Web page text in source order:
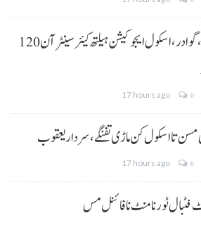
ایجوکیشن سپورٹ پروگرام،گوادر، اسکول ایجوکیشن ہیلتھ کیئر سینٹر آن 120
17 hours ago 0
تا اسکول کن ماڑی تفنگے، سردار یعقوب
17 hours ago 0
فٹبال ٹورنامنٹ نا فائنل مس